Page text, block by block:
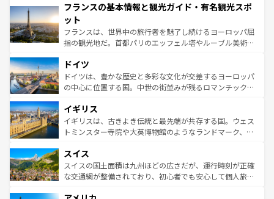
ませてくれるイタリアで、忘れられない旅をしてみよう！
なお、新着のイタリア情報は
しい。
文化が根付くこの国では、情熱的なフラメンコ、熱気あふ
れる闘牛、そして美味しいタパスが生活の一部となってい
る。首都マドリードの洗練された雰囲気や、バルセロナの
アートに溢れた街角から、地方では古代ローマ遺跡や中世
せる。地方によって風土や気候が異なるスペインはその個
性で訪れる人を魅了する。 なお、新着のスペイン情報は コ
ンテンツ一覧を参照してほしい。
フランスの基本情報と観光ガイド・有名観光スポ
ット
フランスは、世界中の旅行者を魅了し続けるヨーロッパ屈
指の観光地だ。首都パリのエッフェル塔やルーブル美術館
で、幅広い魅力が詰まっている。華麗な宮殿、歴史的な大
聖堂、美しいビーチ、そして豊かな自然が、訪れる者を心
から魅了する。また、フランスは美食の国としても知ら
いる。シャンパンの発祥地であるランス、プロヴァンスの
香り高いラベンダー畑など、多彩な楽しみ方が可能だ。さ
らに、パリ以外の地域にも魅力が溢れており、どの街角に
れる地方に足を運ぶとそれぞれで全く異なる文化を体験で
きるだろう。 なお、新着のフランス情報はコンテンツ一覧
を参照してほしい。
ドイツ
ドイツは、豊かな歴史と多彩な文化が交差するヨーロッパ
の中心に位置する国。中世の街並みが残るロマンチック街
顔を持つこの国は、どこを歩いても飽きることがない。ベ
ルリンの文化的活気、バイエルン州のアルプスの絶景、そ
してライン川沿いのワイン畑といった風景は必見。ビール
は、お酒好きな人にはぜひ体験してほしい。 なお、新着の
ドイツ情報はコンテンツ一覧を参照してほしい。
イギリス
イギリスは、古きよき伝統と最先端が共存する国。ウェス
トミンスター寺院や大英博物館のようなランドマーク、歴
リアごとに異なる魅力がある。また、優雅なアフタヌーン
ティー、ビール好きにはたまらない英国パブ、サッカー観
戦など、本場だからこそできる体験も豊富。イギリスを旅
スイス
スイスの国土面積は九州ほどの広さだが、運行時刻が正確
な交通網が整備されており、初心者でも安心して個人旅行